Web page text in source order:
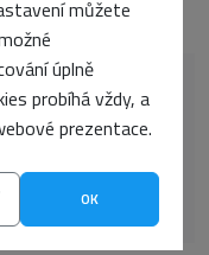
můžete
úplně
probíhá vždy, a
prezentace.
OK